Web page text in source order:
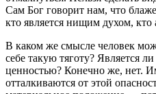
Сам Бог говорит нам, что
кто является нищим духом, кто
В каком же смысле человек
себе такую тяготу? Является
ценностью? Конечно же, нет.
отталкиваются от этой